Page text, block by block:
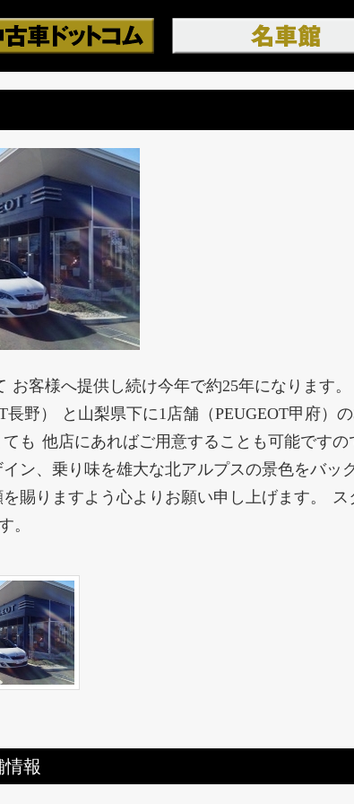
お客様へ提供し続け今年で約25年になります
野） と山梨県下に1店舗（PEUGEOT甲府）
も 他店にあればご用意することも可能ですの
ン、乗り味を雄大な北アルプスの景色をバッ
りますよう心よりお願い申し上げます。 ス
。
情報